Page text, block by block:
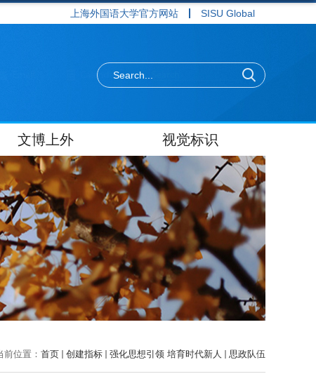
上海外国语大学官方网站 SISU Global
文博上外 视觉标识
前位置： 首页 创建指标 强化思想引领 培育时代新人 思政队伍